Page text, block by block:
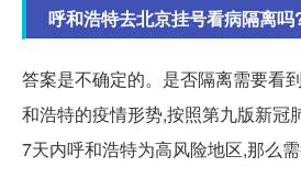
呼和浩特去北京挂号看病隔离吗
答案是不确定的。是否隔离需要看
和浩特的疫情形势,按照第九版新冠
7天内呼和浩特为高风险地区,那么需